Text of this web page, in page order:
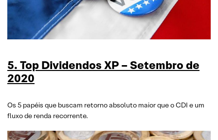
5. Top Dividendos XP – Setembro de
2020
Os 5 papéis que buscam retorno absoluto maior que o CDI e um
fluxo de renda recorrente.